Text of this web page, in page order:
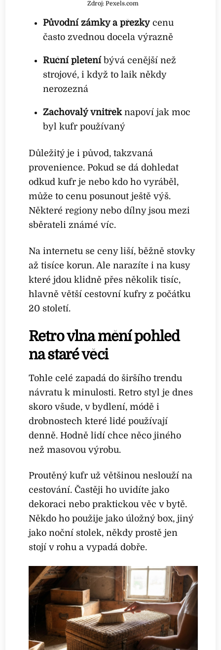
Zdroj: Pexels.com
Původní zámky a přezkycenu
často zvednou docela výrazně
Ruční pleteníbývá cenější než
strojové, i když to laik někdy
nerozezná
Zachovalý vnitřeknapoví jak moc
byl kufr používaný
Důležitý je i původ, takzvaná
provenience. Pokud se dá dohledat
odkud kufr je nebo kdo ho vyráběl,
může to cenu posunout ještě výš.
Některé regiony nebo dílny jsou mezi
sběrateli známé víc.
Na internetu se ceny liší, běžně stovky
až tisíce korun. Ale narazíte i na kusy
které jdou klidně přes několik tisíc,
hlavně větší cestovní kufry z počátku
20 století.
Retro vlna mění pohled
na staré věci
Tohle celé zapadá do širšího trendu
návratu k minulosti. Retro styl je dnes
skoro všude, v bydlení, módě i
drobnostech které lidé používají
denně. Hodně lidí chce něco jiného
než masovou výrobu.
Proutěný kufr už většinou neslouží na
cestování. Častěji ho uvidíte jako
dekoraci nebo praktickou věc v bytě.
Někdo ho použije jako úložný box, jiný
jako noční stolek, někdy prostě jen
stojí v rohu a vypadá dobře.